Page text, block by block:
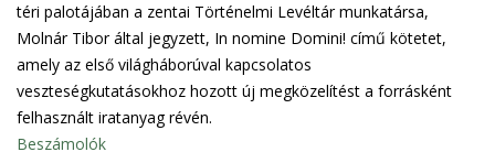
téri palotájában a zentai Történelmi Levéltár munkatársa,
Molnár Tibor által jegyzett, In nomine Domini! című kötetet,
amely az első világháborúval kapcsolatos
veszteségkutatásokhoz hozott új megközelítést a forrásként
felhasznált iratanyag révén.
Beszámolók